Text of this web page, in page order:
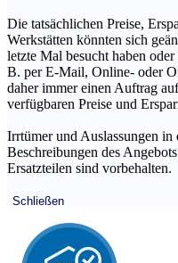
Die tatsächlichen Preise,
Werkstätten könnten sich
letzte Mal besucht haben
B. per E-Mail, Online- oder
daher immer einen Auftrag
verfügbaren Preise und
Irrtümer und Auslassungen in
Beschreibungen des
Ersatzteilen sind vorbehalten.
Schließen